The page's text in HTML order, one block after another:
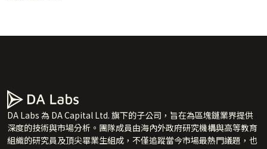
DA Labs 為 DA Capital Ltd. 旗下的子公司，旨在為區塊鏈業界提供
深度的技術與市場分析。團隊成員由海內外政府研究機構與高等教育
組織的研究員及頂尖畢業生組成，不僅追蹤當今市場最熱門議題，也